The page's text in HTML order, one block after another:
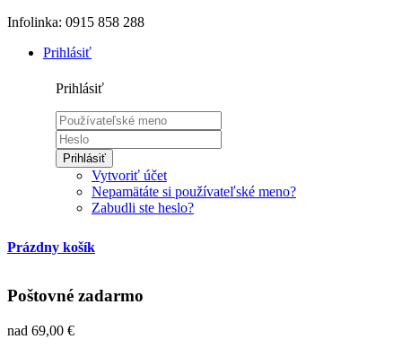
Infolinka: 0915 858 288
Prihlásiť
Prihlásiť
Prihlásiť
Vytvoriť účet
Nepamätáte si používateľské meno?
Zabudli ste heslo?
Prázdny košík
Poštovné zadarmo
nad 69,00 €